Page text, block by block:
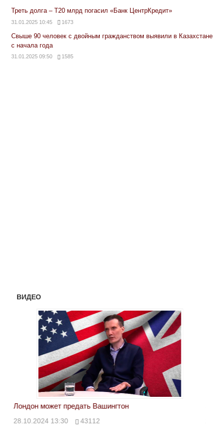
Треть долга – Т20 млрд погасил «Банк ЦентрКредит»
31.01.2025 10:45 1673
Свыше 90 человек с двойным гражданством выявили в Казахстане
с начала года
31.01.2025 09:50 1585
ВИДЕО
Лондон может предать Вашингтон
28.10.2024 13:30 43112